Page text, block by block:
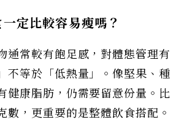
一定比較容易瘦嗎？
通常較有飽足感，對體態管理有
不等於「低熱量」。像堅果、種
健康脂肪，仍需要留意份量。比
數，更重要的是整體飲食搭配。